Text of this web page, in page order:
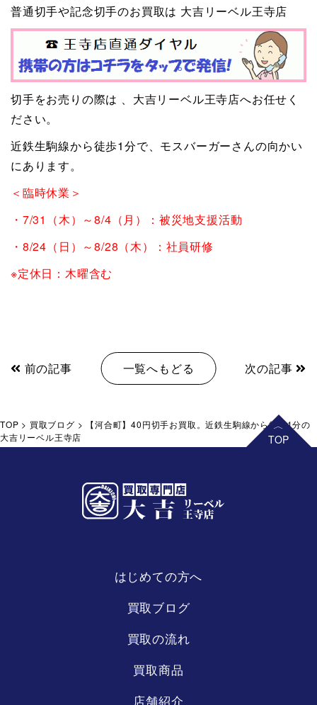
普通切手や記念切手のお買取は 大吉リーベル王寺店
切手をお売りの際は 、大吉リーベル王寺店へお任せく
ださい。
近鉄生駒線から徒歩1分で、モスバーガーさんの向かい
にあります。
＜臨時休業＞
・7/31（木）～8/4（月）：被災地支援活動
・8/24（日）～8/28（木）：社員研修
※定休日：木曜含む
前の記事 一覧へもどる 次の記事
TOP > 買取ブログ >
【河合町】40円切手お買取。近鉄生駒線から徒歩1分の
大吉リーベル王寺店
リーベル
王寺店
はじめての方へ
買取ブログ
買取の流れ
買取商品
店舗紹介